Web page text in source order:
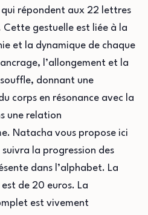
répondent aux 22 lettres
Cette gestuelle est liée à la
et la dynamique de chaque
l’allongement et la
donnant une
corps en résonance avec la
une relation
Natacha vous propose ici
la progression des
dans l’alphabet. La
de 20 euros. La
est vivement